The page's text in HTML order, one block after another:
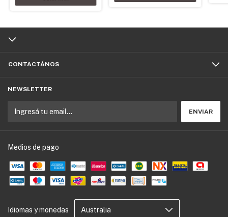
CONTACTÁNOS
NEWSLETTER
Medios de pago
Idiomas y monedas